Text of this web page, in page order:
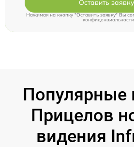
Оставить заявку
Нажимая на кнопку "Оставить заявку" Вы
конфиденциальности
Популярные
Прицелов
видения